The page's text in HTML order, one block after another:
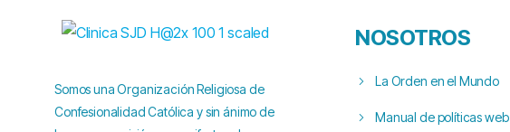
Somos una Organización Religiosa de
Confesionalidad Católica y sin ánimo de
NOSOTROS
La Orden en el Mundo
Manual de políticas web